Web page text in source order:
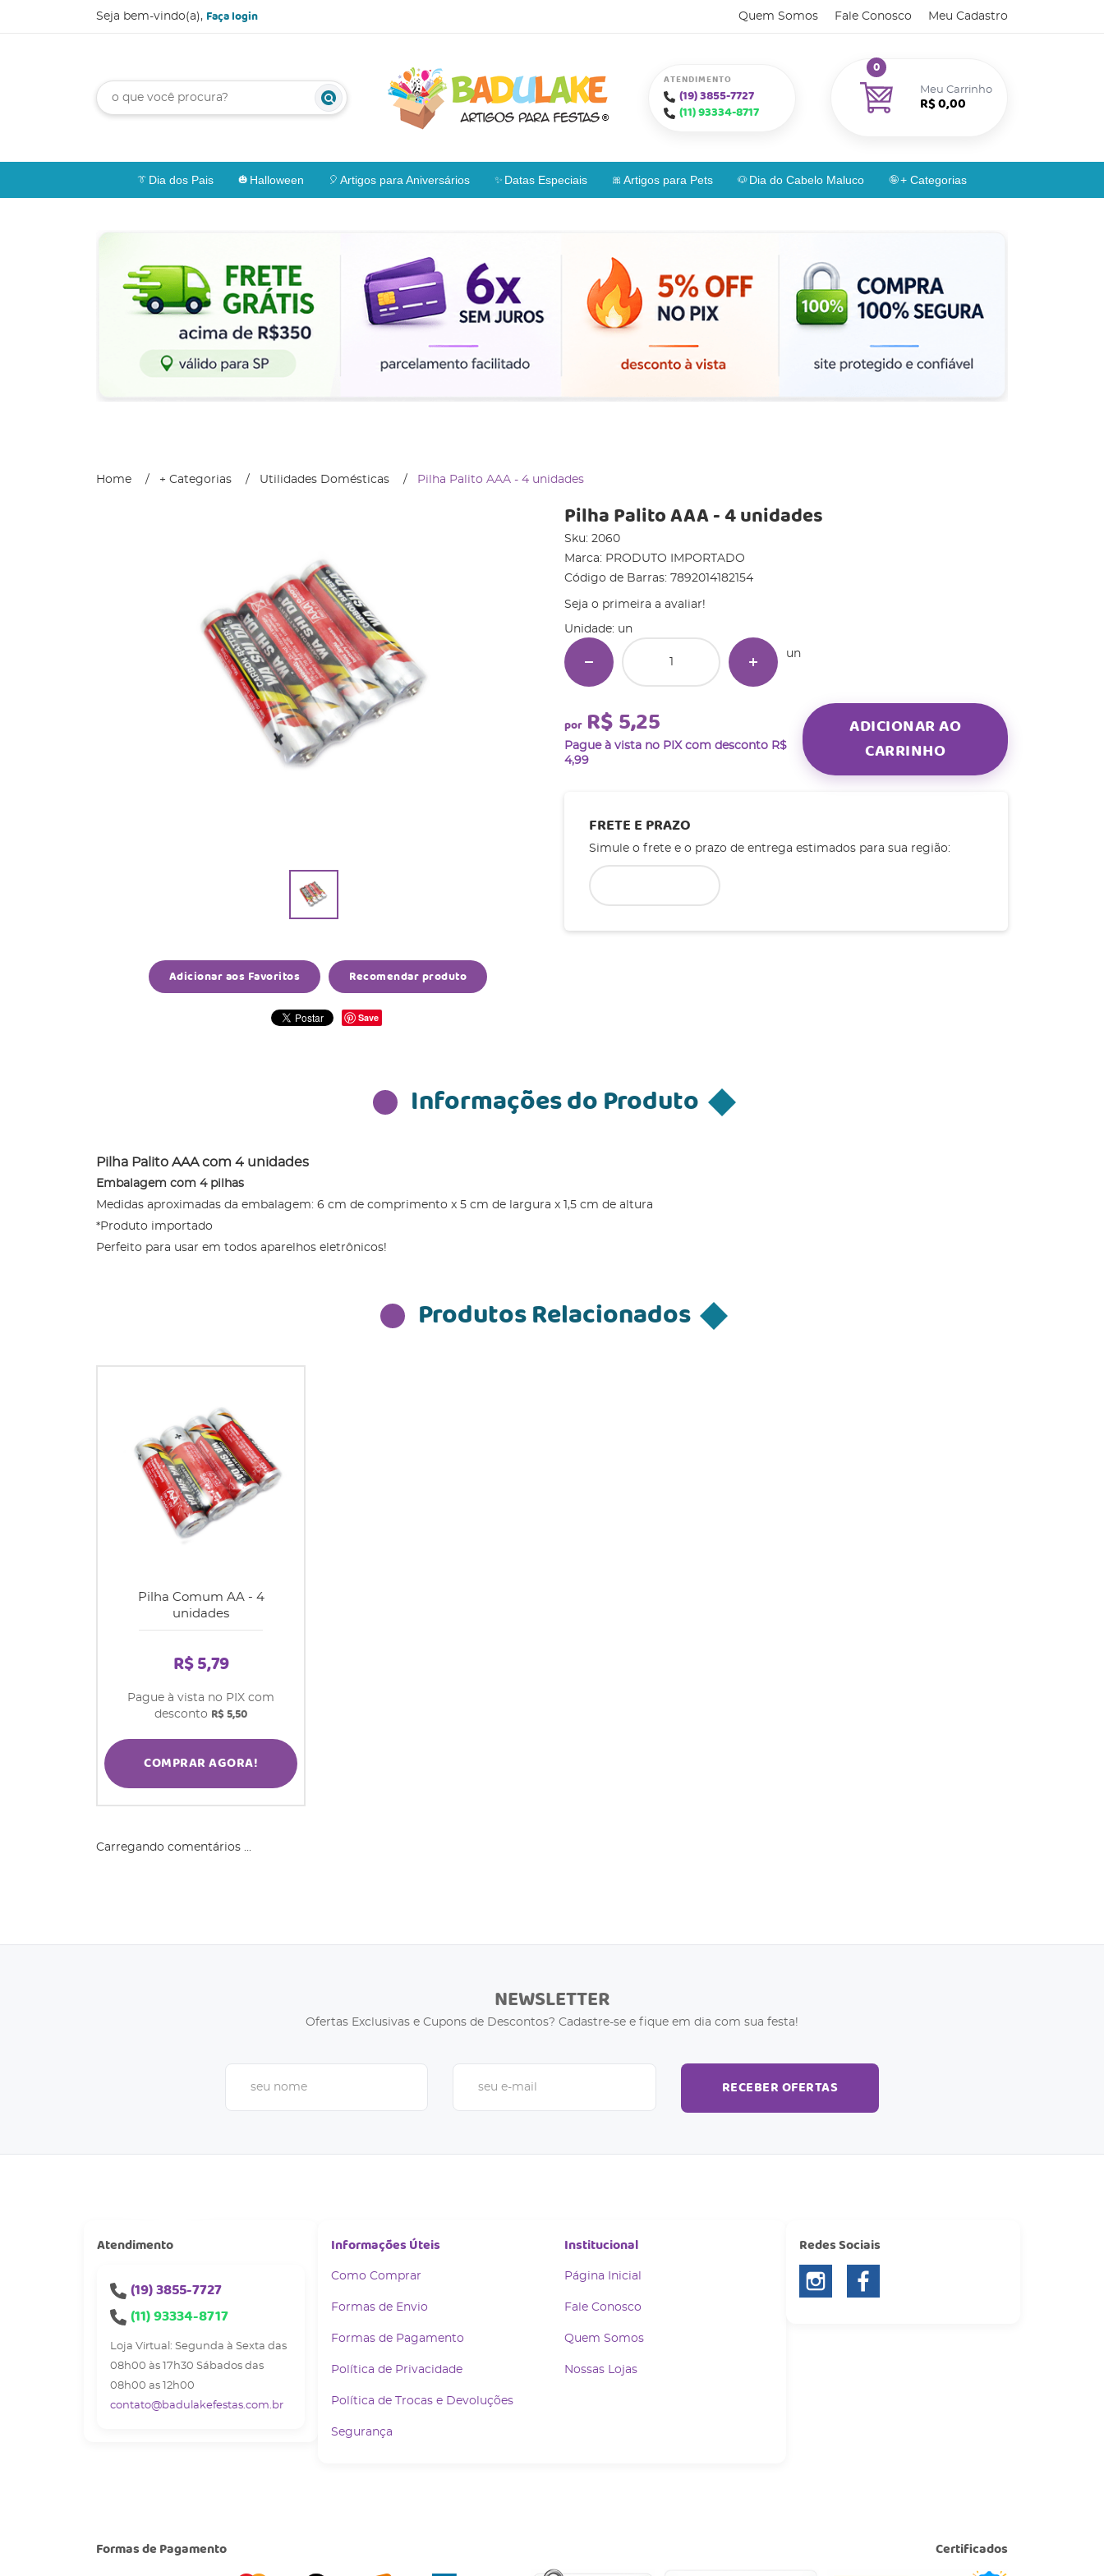
Seja bem-vindo(a), Faça login Quem Somos Fale Conosco Meu Cadastro
ATENDIMENTO
(19)3855-7727
(11)93334-8717
Meu Carrinho
0
R$ 0,00
Dia dos Pais Halloween Artigos para Aniversários Datas Especiais Artigos para Pets Dia do Cabelo Maluco + Categorias
Home + Categorias Utilidades Domésticas Pilha Palito AAA - 4 unidades
Adicionar aos Favoritos Recomendar produto
Save
Pilha Palito AAA - 4 unidades
Sku: 2060
Marca: PRODUTO IMPORTADO
Código de Barras: 7892014182154
Seja o primeira a avaliar!
Unidade: un
un
por R$ 5,25
Pague à vista no PIX com desconto R$
4,99
ADICIONAR AO
CARRINHO
FRETE E PRAZO
Simule o frete e o prazo de entrega estimados para sua região:
Informações do Produto
Pilha Palito AAA com 4 unidades
Embalagem com 4 pilhas
Medidas aproximadas da embalagem: 6 cm de comprimento x 5 cm de largura x 1,5 cm de altura
*Produto importado
Perfeito para usar em todos aparelhos eletrônicos!
Produtos Relacionados
Pilha Comum AA - 4
unidades
R$ 5,79
Pague à vista no PIX com
desconto R$ 5,50
COMPRAR AGORA!
Carregando comentários ...
NEWSLETTER
Ofertas Exclusivas e Cupons de Descontos? Cadastre-se e fique em dia com sua festa!
RECEBER OFERTAS
Atendimento
(19)3855-7727
(11)93334-8717
Loja Virtual: Segunda à Sexta das
08h00 às 17h30 Sábados das
08h00 as 12h00
contato@badulakefestas.com.br
Informações Úteis
Como Comprar
Formas de Envio
Formas de Pagamento
Política de Privacidade
Política de Trocas e Devoluções
Segurança
Institucional
Página Inicial
Fale Conosco
Quem Somos
Nossas Lojas
Redes Sociais
Formas de Pagamento Certificados